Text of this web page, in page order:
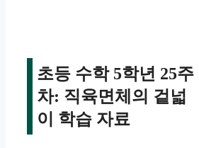
초등 수학 5학년 25주
차: 직육면체의 겉넓
이 학습 자료